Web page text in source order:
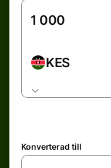
KES
Konverterad till